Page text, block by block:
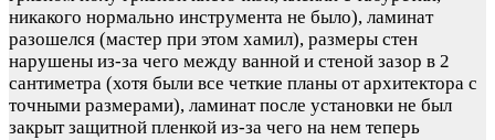
никакого нормально инструмента не было), ламинат
разошелся (мастер при этом хамил), размеры стен
нарушены из-за чего между ванной и стеной зазор в 2
сантиметра (хотя были все четкие планы от архитектора с
точными размерами), ламинат после установки не был
закрыт защитной пленкой из-за чего на нем теперь